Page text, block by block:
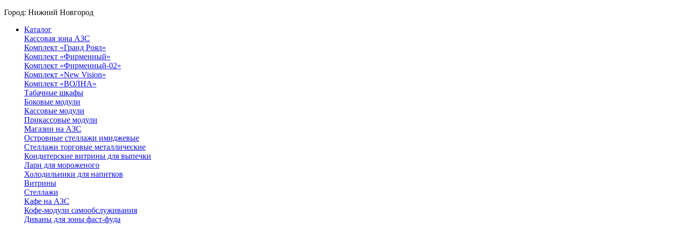
Город: Нижний Новгород
Каталог
Кассовая зона АЗС
Комплект «Гранд Роял»
Комплект «Фирменный»
Комплект «Фирменный-02»
Комплект «New Vision»
Комплект «ВОЛНА»
Табачные шкафы
Боковые модули
Кассовые модули
Прикассовые модули
Магазин на АЗС
Островные стеллажи имиджевые
Стеллажи торговые металлические
Кондитерские витрины для выпечки
Лари для мороженого
Холодильники для напитков
Витрины
Стеллажи
Кафе на АЗС
Кофе-модули самообслуживания
Диваны для зоны фаст-фуда